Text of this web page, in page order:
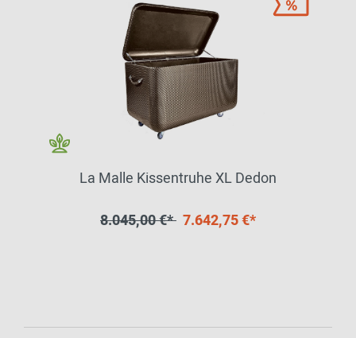
La Malle Kissentruhe XL Dedon
8.045,00 €* 7.642,75 €*